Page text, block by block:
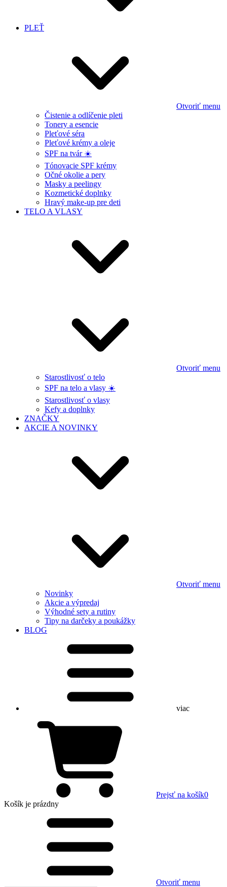
PLEŤ
Otvoriť menu
Čistenie a odlíčenie pleti
Tonery a esencie
Pleťové séra
Pleťové krémy a oleje
SPF na tvár ☀️
Tónovacie SPF krémy
Očné okolie a pery
Masky a peelingy
Kozmetické doplnky
Hravý make-up pre deti
TELO A VLASY
Otvoriť menu
Starostlivosť o telo
SPF na telo a vlasy ☀️
Starostlivosť o vlasy
Kefy a doplnky
ZNAČKY
AKCIE A NOVINKY
Otvoriť menu
Novinky
Akcie a výpredaj
Výhodné sety a rutiny
Tipy na darčeky a poukážky
BLOG
viac
Prejsť na košík0
Košík je prázdny
Otvoriť menu